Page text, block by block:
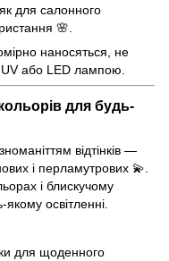
для салонного
🌸.
наносяться, не
UV або LED лампою.
для будь-
відтінків —
і перламутрових 💫.
і блискучому
освітленні.
для щоденного